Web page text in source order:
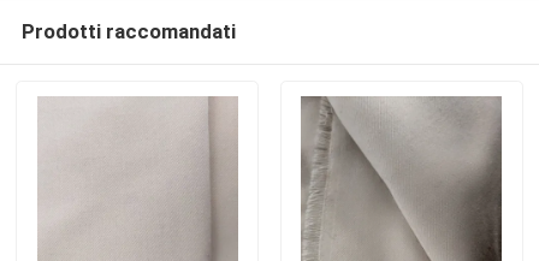
Prodotti raccomandati